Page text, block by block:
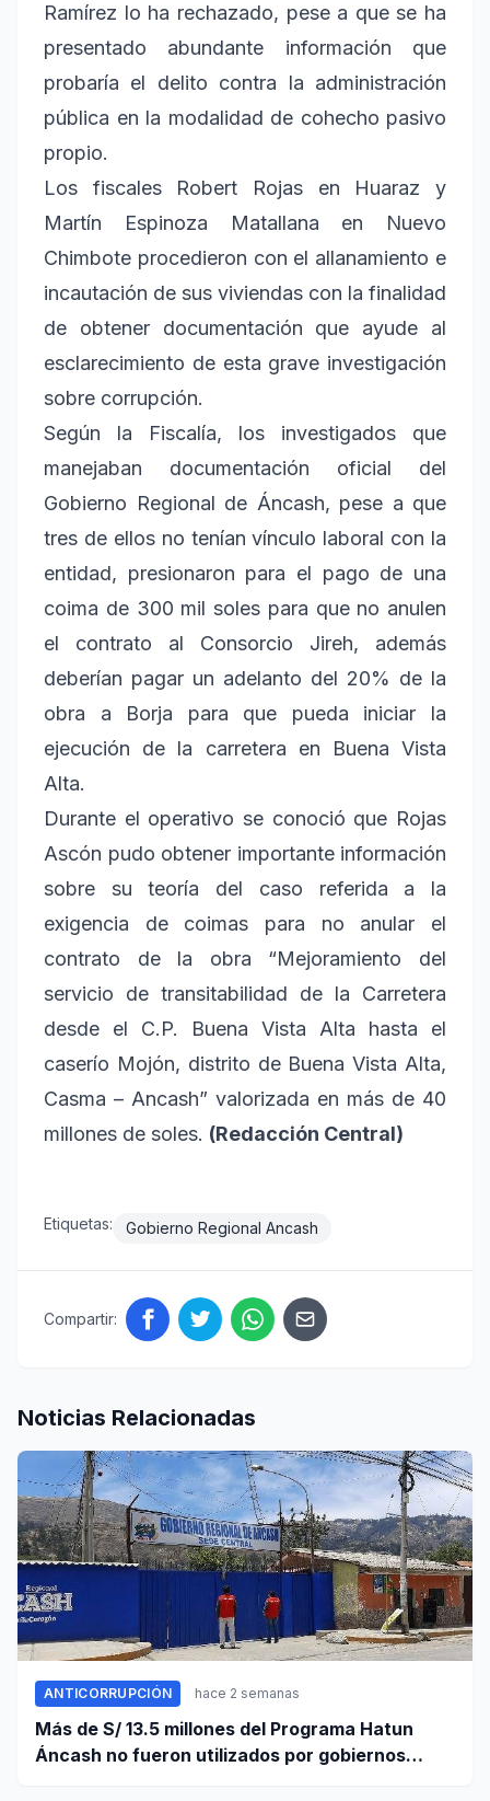
Ramírez lo ha rechazado, pese a que se ha
presentado abundante información que
probaría el delito contra la administración
pública en la modalidad de cohecho pasivo
propio.
Los fiscales Robert Rojas en Huaraz y
Martín Espinoza Matallana en Nuevo
Chimbote procedieron con el allanamiento e
incautación de sus viviendas con la finalidad
de obtener documentación que ayude al
esclarecimiento de esta grave investigación
sobre corrupción.
Según la Fiscalía, los investigados que
manejaban documentación oficial del
Gobierno Regional de Áncash, pese a que
tres de ellos no tenían vínculo laboral con la
entidad, presionaron para el pago de una
coima de 300 mil soles para que no anulen
el contrato al Consorcio Jireh, además
deberían pagar un adelanto del 20% de la
obra a Borja para que pueda iniciar la
ejecución de la carretera en Buena Vista
Alta.
Durante el operativo se conoció que Rojas
Ascón pudo obtener importante información
sobre su teoría del caso referida a la
exigencia de coimas para no anular el
contrato de la obra “Mejoramiento del
servicio de transitabilidad de la Carretera
desde el C.P. Buena Vista Alta hasta el
caserío Mojón, distrito de Buena Vista Alta,
Casma – Ancash” valorizada en más de 40
millones de soles. (Redacción Central)
Etiquetas: Gobierno Regional Ancash
Compartir:
Noticias Relacionadas
ANTICORRUPCIÓN hace 2 semanas
Más de S/ 13.5 millones del Programa Hatun
Áncash no fueron utilizados por gobiernos